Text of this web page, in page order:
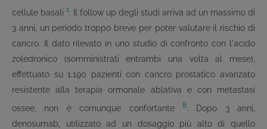
cellule basali 1. Il follow up degli studi arriva ad un massimo di
3 anni, un periodo troppo breve per poter valutare il rischio di
cancro. Il dato rilevato in uno studio di confronto con l'acido
zoledronico (somministrati entrambi una volta al mese),
effettuato su 1.190 pazienti con cancro prostatico avanzato
resistente alla terapia ormonale ablativa e con metastasi
ossee, non è comunque confortante 8. Dopo 3 anni,
denosumab, utilizzato ad un dosaggio più alto di quello